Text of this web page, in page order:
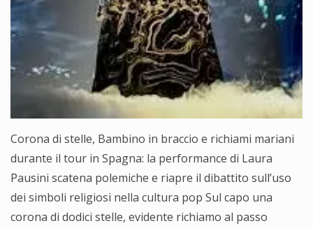
Corona di stelle, Bambino in braccio e richiami mariani
durante il tour in Spagna: la performance di Laura
Pausini scatena polemiche e riapre il dibattito sull’uso
dei simboli religiosi nella cultura pop Sul capo una
corona di dodici stelle, evidente richiamo al passo